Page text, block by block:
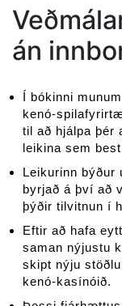
án
Í bókinni
kenó-
til að hjálpa þér
leikina sem
Leikurinn
byrjað á því að
þýðir tilvitnun í
Eftir að hafa
saman nýjustu
skipt nýju
kenó-kasínóið.